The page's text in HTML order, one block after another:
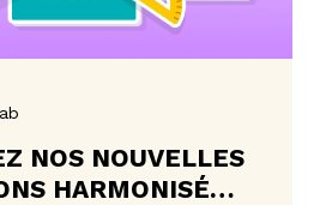
NOS NOUVELLES
HARMONISÉES